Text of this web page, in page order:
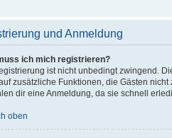
und Anmeldung
ich mich registrieren?
ist nicht unbedingt zwingend.
zusätzliche Funktionen, die Gästen
dir eine Anmeldung, da sie schnell
oben